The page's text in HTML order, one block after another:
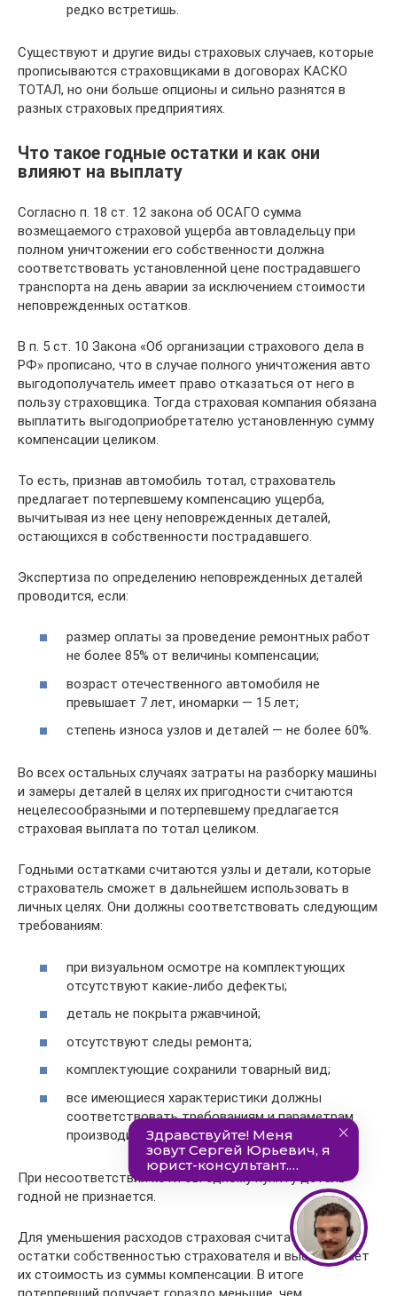
редко встретишь.
Существуют и другие виды страховых случаев, которые
прописываются страховщиками в договорах КАСКО
ТОТАЛ, но они больше опционы и сильно разнятся в
разных страховых предприятиях.
Что такое годные остатки и как они
влияют на выплату
Согласно п. 18 ст. 12 закона об ОСАГО сумма
возмещаемого страховой ущерба автовладельцу при
полном уничтожении его собственности должна
соответствовать установленной цене пострадавшего
транспорта на день аварии за исключением стоимости
неповрежденных остатков.
В п. 5 ст. 10 Закона «Об организации страхового дела в
РФ» прописано, что в случае полного уничтожения авто
выгодополучатель имеет право отказаться от него в
пользу страховщика. Тогда страховая компания обязана
выплатить выгодоприобретателю установленную сумму
компенсации целиком.
То есть, признав автомобиль тотал, страхователь
предлагает потерпевшему компенсацию ущерба,
вычитывая из нее цену неповрежденных деталей,
остающихся в собственности пострадавшего.
Экспертиза по определению неповрежденных деталей
проводится, если:
размер оплаты за проведение ремонтных работ
не более 85% от величины компенсации;
возраст отечественного автомобиля не
превышает 7 лет, иномарки — 15 лет;
степень износа узлов и деталей — не более 60%.
Во всех остальных случаях затраты на разборку машины
и замеры деталей в целях их пригодности считаются
нецелесообразными и потерпевшему предлагается
страховая выплата по тотал целиком.
Годными остатками считаются узлы и детали, которые
страхователь сможет в дальнейшем использовать в
личных целях. Они должны соответствовать следующим
требованиям:
при визуальном осмотре на комплектующих
отсутствуют какие-либо дефекты;
деталь не покрыта ржавчиной;
отсутствуют следы ремонта;
комплектующие сохранили товарный вид;
все имеющиеся характеристики должны
соответствовать требованиям и параметрам
производителя.
При несоответствии хотя бы одному пункту деталь
годной не признается.
Для уменьшения расходов страховая считает годные
остатки собственностью страхователя и высчитывает
их стоимость из суммы компенсации. В итоге